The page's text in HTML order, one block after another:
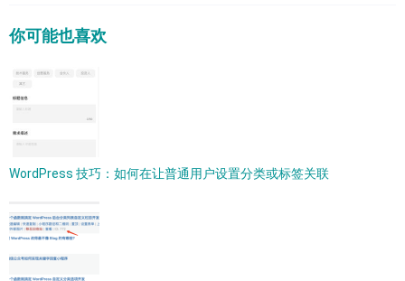
你可能也喜欢
WordPress 技巧：如何在让普通用户设置分类或标签关联